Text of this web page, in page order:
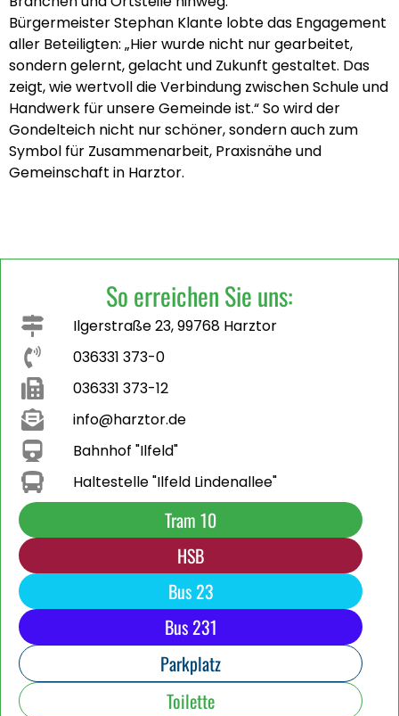
Bürgermeister Stephan Klante lobte das Engagement
aller Beteiligten: „Hier wurde nicht nur gearbeitet,
sondern gelernt, gelacht und Zukunft gestaltet. Das
zeigt, wie wertvoll die Verbindung zwischen Schule und
Handwerk für unsere Gemeinde ist.“ So wird der
Gondelteich nicht nur schöner, sondern auch zum
Symbol für Zusammenarbeit, Praxisnähe und
Gemeinschaft in Harztor.
So erreichen Sie uns:
Ilgerstraße 23, 99768 Harztor
036331 373-0
036331 373-12
info@harztor.de
Bahnhof "Ilfeld"
Haltestelle "Ilfeld Lindenallee"
Tram 10
HSB
Bus 23
Bus 231
Parkplatz
Toilette